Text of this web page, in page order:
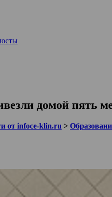
домой пять
от infoce-klin.ru >